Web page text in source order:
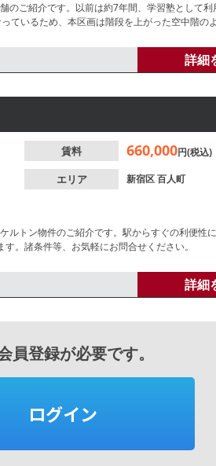
のご紹介です。以前は約7年間、学習塾として利
ているため、本区画は階段を上がった空中階の
詳細
賃料 660,000円(税込)
エリア 新宿区百人町
ルトン物件のご紹介です。駅からすぐの利便性
。諸条件等、お気軽にお問合せください。
詳細
登録が必要です。
ログイン